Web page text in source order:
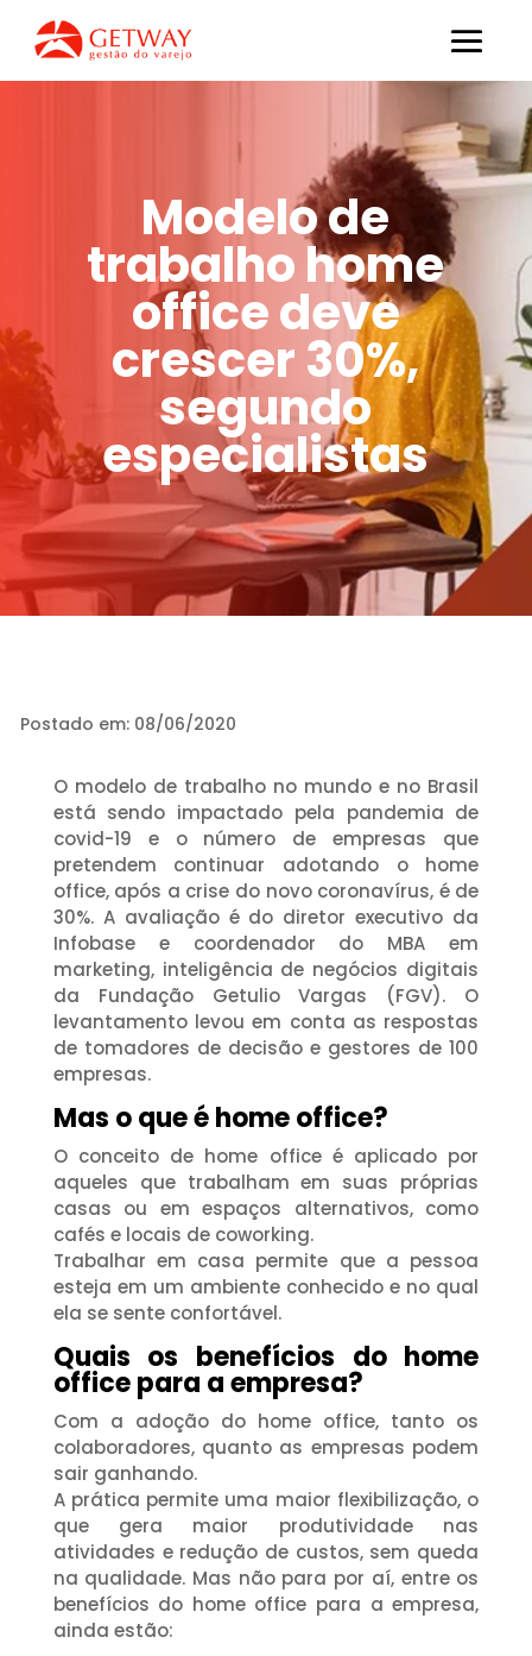
Modelo de
trabalho home
office deve
crescer 30%,
segundo
especialistas
Postado em: 08/06/2020
O modelo de trabalho no mundo e no Brasil
está sendo impactado pela pandemia de
covid-19 e o número de empresas que
pretendem continuar adotando o home
office, após a crise do novo coronavírus, é de
30%. A avaliação é do diretor executivo da
Infobase e coordenador do MBA em
marketing, inteligência de negócios digitais
da Fundação Getulio Vargas (FGV). O
levantamento levou em conta as respostas
de tomadores de decisão e gestores de 100
empresas.
Mas o que é home office?
O conceito de home office é aplicado por
aqueles que trabalham em suas próprias
casas ou em espaços alternativos, como
cafés e locais de coworking.
Trabalhar em casa permite que a pessoa
esteja em um ambiente conhecido e no qual
ela se sente confortável.
Quais os benefícios do home
office para a empresa?
Com a adoção do home office, tanto os
colaboradores, quanto as empresas podem
sair ganhando.
A prática permite uma maior flexibilização, o
que gera maior produtividade nas
atividades e redução de custos, sem queda
na qualidade. Mas não para por aí, entre os
benefícios do home office para a empresa,
ainda estão: